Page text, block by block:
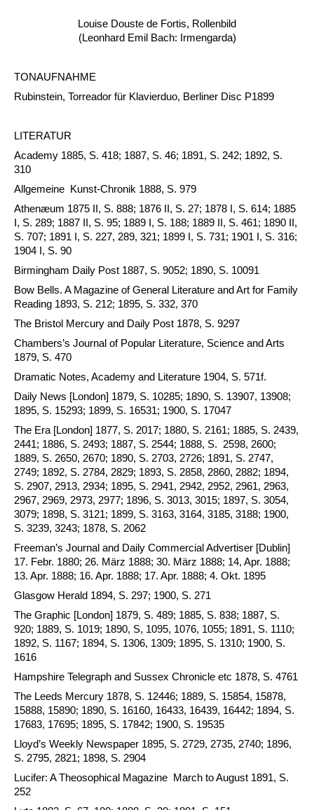
Louise Douste de Fortis, Rollenbild
(Leonhard Emil Bach: Irmengarda)
TONAUFNAHME
Rubinstein, Torreador für Klavierduo, Berliner Disc P1899
LITERATUR
Academy 1885, S. 418; 1887, S. 46; 1891, S. 242; 1892, S.
310
Allgemeine Kunst-Chronik 1888, S. 979
Athenæum 1875 II, S. 888; 1876 II, S. 27; 1878 I, S. 614; 1885
I, S. 289; 1887 II, S. 95; 1889 I, S. 188; 1889 II, S. 461; 1890 II,
S. 707; 1891 I, S. 227, 289, 321; 1899 I, S. 731; 1901 I, S. 316;
1904 I, S. 90
Birmingham Daily Post 1887, S. 9052; 1890, S. 10091
Bow Bells. A Magazine of General Literature and Art for Family
Reading 1893, S. 212; 1895, S. 332, 370
The Bristol Mercury and Daily Post 1878, S. 9297
Chambers’s Journal of Popular Literature, Science and Arts
1879, S. 470
Dramatic Notes, Academy and Literature 1904, S. 571f.
Daily News [London] 1879, S. 10285; 1890, S. 13907, 13908;
1895, S. 15293; 1899, S. 16531; 1900, S. 17047
The Era [London] 1877, S. 2017; 1880, S. 2161; 1885, S. 2439,
2441; 1886, S. 2493; 1887, S. 2544; 1888, S. 2598, 2600;
1889, S. 2650, 2670; 1890, S. 2703, 2726; 1891, S. 2747,
2749; 1892, S. 2784, 2829; 1893, S. 2858, 2860, 2882; 1894,
S. 2907, 2913, 2934; 1895, S. 2941, 2942, 2952, 2961, 2963,
2967, 2969, 2973, 2977; 1896, S. 3013, 3015; 1897, S. 3054,
3079; 1898, S. 3121; 1899, S. 3163, 3164, 3185, 3188; 1900,
S. 3239, 3243; 1878, S. 2062
Freeman’s Journal and Daily Commercial Advertiser [Dublin]
17. Febr. 1880; 26. März 1888; 30. März 1888; 14, Apr. 1888;
13. Apr. 1888; 16. Apr. 1888; 17. Apr. 1888; 4. Okt. 1895
Glasgow Herald 1894, S. 297; 1900, S. 271
The Graphic [London] 1879, S. 489; 1885, S. 838; 1887, S.
920; 1889, S. 1019; 1890, S, 1095, 1076, 1055; 1891, S. 1110;
1892, S. 1167; 1894, S. 1306, 1309; 1895, S. 1310; 1900, S.
1616
Hampshire Telegraph and Sussex Chronicle etc 1878, S. 4761
The Leeds Mercury 1878, S. 12446; 1889, S. 15854, 15878,
15888, 15890; 1890, S. 16160, 16433, 16439, 16442; 1894, S.
17683, 17695; 1895, S. 17842; 1900, S. 19535
Lloyd’s Weekly Newspaper 1895, S. 2729, 2735, 2740; 1896,
S. 2795, 2821; 1898, S. 2904
Lucifer: A Theosophical Magazine March to August 1891, S.
252